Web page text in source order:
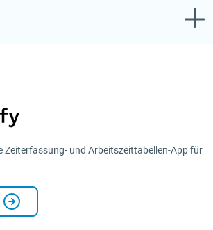
Add-ons
Zeiterfassung- und Arbeitszeittabellen-App für